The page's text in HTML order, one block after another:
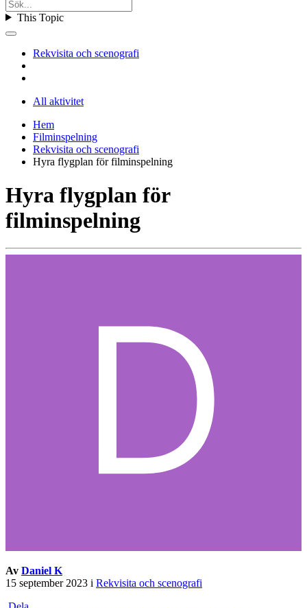
This Topic
Rekvisita och scenografi
All aktivitet
Hem
Filminspelning
Rekvisita och scenografi
Hyra flygplan för filminspelning
Hyra flygplan för
filminspelning
Av Daniel K
15 september 2023 i Rekvisita och scenografi